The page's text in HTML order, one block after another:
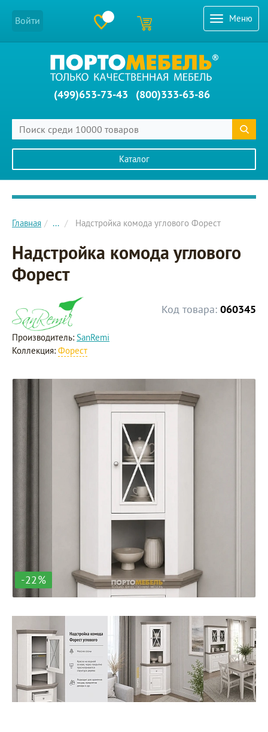
Меню
Войти
(499)653-73-43 (800)333-63-86
Каталог
Главное меню сайта
Главная ... Надстройка комода углового Форест
Надстройка комода углового
Форест
Код товара: 060345
Производитель: SanRemi
Коллекция: Форест
-22%